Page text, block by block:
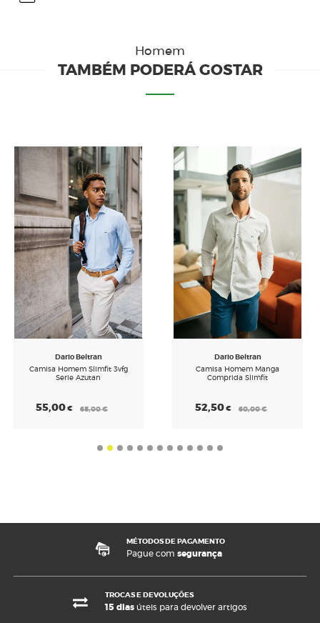
Homem
TAMBÉM PODERÁ GOSTAR
Dario Beltran
Camisa Homem Slimfit 3vfg
Serie Azutan
55,00€ 65,00€
Dario Beltran
Camisa Homem Manga
Comprida Slimfit
52,50€ 60,00€
MÉTODOS DE PAGAMENTO
Pague comsegurança
TROCAS E DEVOLUÇÕES
15 diasúteis para devolver artigos